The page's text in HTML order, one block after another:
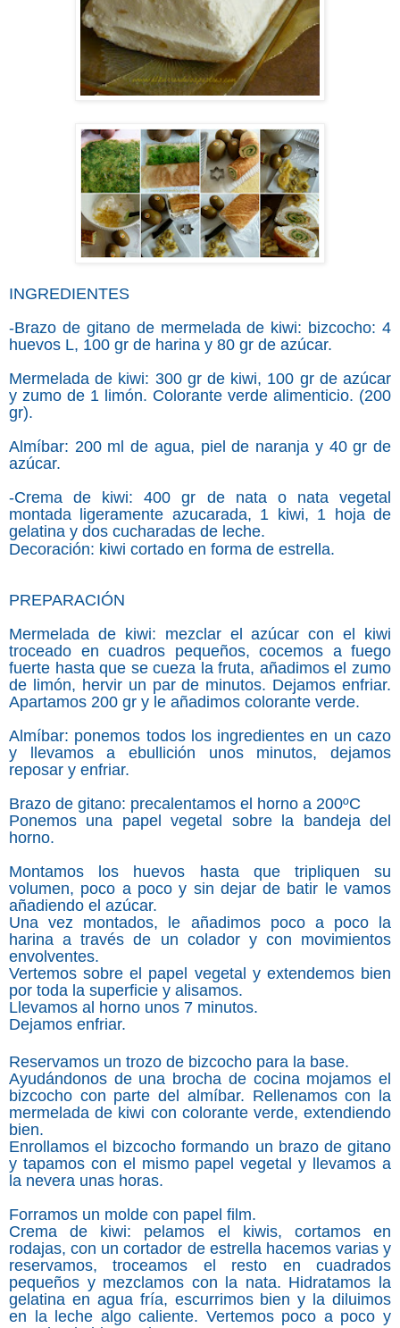
INGREDIENTES
-Brazo de gitano de mermelada de kiwi: bizcocho: 4
huevos L, 100 gr de harina y 80 gr de azúcar.
Mermelada de kiwi: 300 gr de kiwi, 100 gr de azúcar
y zumo de 1 limón. Colorante verde alimenticio. (200
gr).
Almíbar: 200 ml de agua, piel de naranja y 40 gr de
azúcar.
-Crema de kiwi: 400 gr de nata o nata vegetal
montada ligeramente azucarada, 1 kiwi, 1 hoja de
gelatina y dos cucharadas de leche.
Decoración: kiwi cortado en forma de estrella.
PREPARACIÓN
Mermelada de kiwi: mezclar el azúcar con el kiwi
troceado en cuadros pequeños, cocemos a fuego
fuerte hasta que se cueza la fruta, añadimos el zumo
de limón, hervir un par de minutos. Dejamos enfriar.
Apartamos 200 gr y le añadimos colorante verde.
Almíbar: ponemos todos los ingredientes en un cazo
y llevamos a ebullición unos minutos, dejamos
reposar y enfriar.
Brazo de gitano: precalentamos el horno a 200ºC
Ponemos una papel vegetal sobre la bandeja del
horno.
Montamos los huevos hasta que tripliquen su
volumen, poco a poco y sin dejar de batir le vamos
añadiendo el azúcar.
Una vez montados, le añadimos poco a poco la
harina a través de un colador y con movimientos
envolventes.
Vertemos sobre el papel vegetal y extendemos bien
por toda la superficie y alisamos.
Llevamos al horno unos 7 minutos.
Dejamos enfriar.
Reservamos un trozo de bizcocho para la base.
Ayudándonos de una brocha de cocina mojamos el
bizcocho con parte del almíbar. Rellenamos con la
mermelada de kiwi con colorante verde, extendiendo
bien.
Enrollamos el bizcocho formando un brazo de gitano
y tapamos con el mismo papel vegetal y llevamos a
la nevera unas horas.
Forramos un molde con papel film.
Crema de kiwi: pelamos el kiwis, cortamos en
rodajas, con un cortador de estrella hacemos varias y
reservamos, troceamos el resto en cuadrados
pequeños y mezclamos con la nata. Hidratamos la
gelatina en agua fría, escurrimos bien y la diluimos
en la leche algo caliente. Vertemos poco a poco y